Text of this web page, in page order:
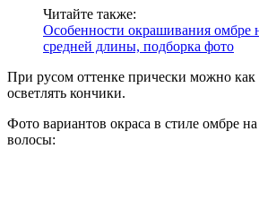
Читайте также:
Особенности окрашивания омбре
средней длины, подборка фото
При русом оттенке прически можно как
осветлять кончики.
Фото вариантов окраса в стиле омбре
волосы: